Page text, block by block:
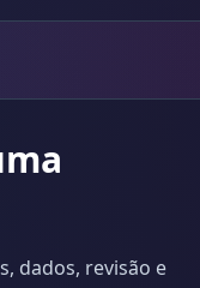
dados, revisão e